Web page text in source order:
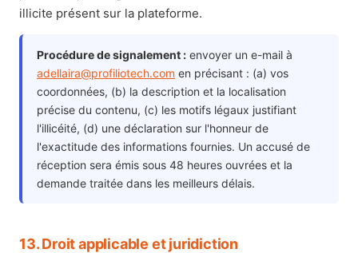
illicite présent sur la plateforme.
Procédure de signalement : envoyer un e-mail à
adellaira@profiliotech.com en précisant : (a) vos
coordonnées, (b) la description et la localisation
précise du contenu, (c) les motifs légaux justifiant
l'illicéité, (d) une déclaration sur l'honneur de
l'exactitude des informations fournies. Un accusé de
réception sera émis sous 48 heures ouvrées et la
demande traitée dans les meilleurs délais.
13. Droit applicable et juridiction